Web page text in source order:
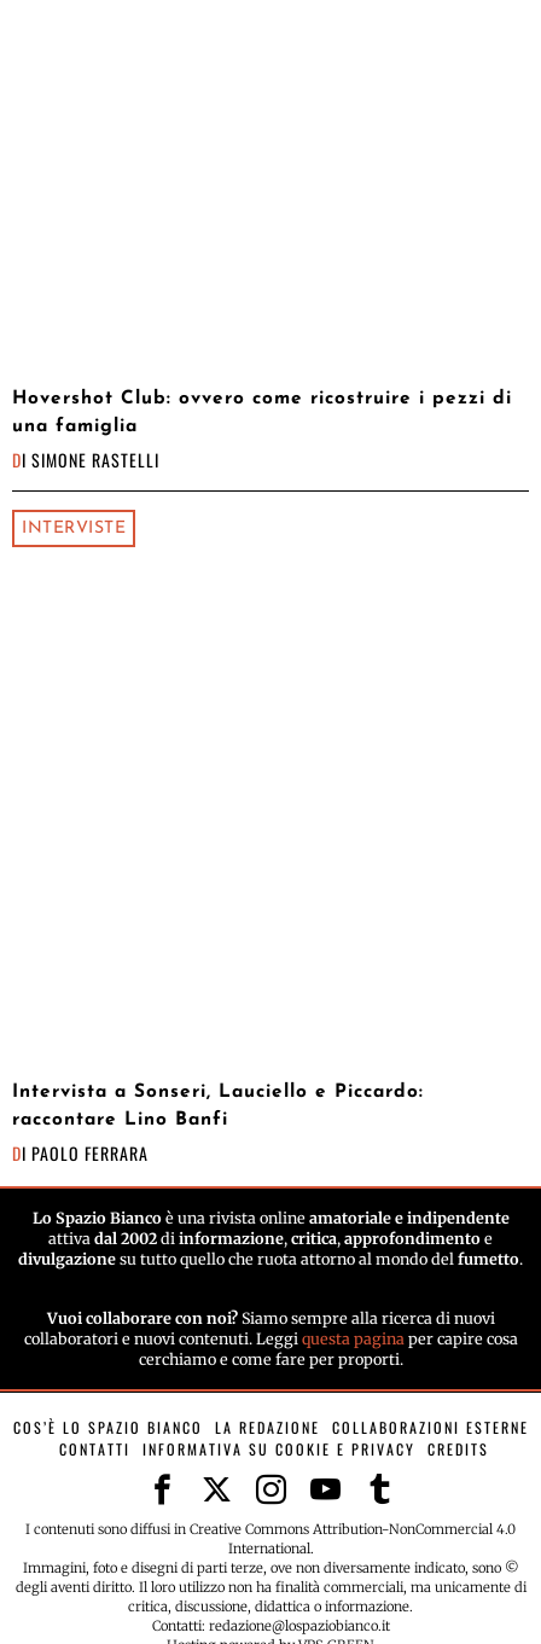
Hovershot Club: ovvero come ricostruire i pezzi di
una famiglia
DI SIMONE RASTELLI
INTERVISTE
Intervista a Sonseri, Lauciello e Piccardo:
raccontare Lino Banfi
DI PAOLO FERRARA
Lo Spazio Biancoè una rivista online amatoriale e indipendente
attiva dal 2002 di informazione, critica, approfondimento e
divulgazione su tutto quello che ruota attorno al mondo del fumetto.
Vuoi collaborare con noi? Siamo sempre alla ricerca di nuovi
collaboratori e nuovi contenuti. Leggi questa pagina per capire cosa
cerchiamo e come fare per proporti.
COS’È LO SPAZIO BIANCO LA REDAZIONE
COLLABORAZIONI ESTERNE
CONTATTI
INFORMATIVA SU COOKIE E PRIVACY CREDITS
I contenuti sono diffusi in Creative Commons Attribution-NonCommercial 4.0
International.
Immagini, foto e disegni di parti terze, ove non diversamente indicato, sono ©
degli aventi diritto. Il loro utilizzo non ha finalità commerciali, ma unicamente di
critica, discussione, didattica o informazione.
Contatti: redazione@lospaziobianco.it